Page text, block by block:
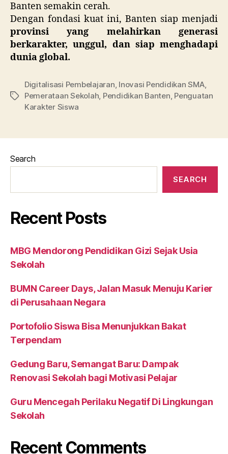
Banten semakin cerah.
Dengan fondasi kuat ini, Banten siap menjadi
provinsi yang melahirkan generasi
berkarakter, unggul, dan siap menghadapi
dunia global.
Tags
Digitalisasi Pembelajaran, Inovasi Pendidikan SMA,
Pemerataan Sekolah, Pendidikan Banten, Penguatan
Karakter Siswa
Search
SEARCH
Recent Posts
MBG Mendorong Pendidikan Gizi Sejak Usia
Sekolah
BUMN Career Days, Jalan Masuk Menuju Karier
di Perusahaan Negara
Portofolio Siswa Bisa Menunjukkan Bakat
Terpendam
Gedung Baru, Semangat Baru: Dampak
Renovasi Sekolah bagi Motivasi Pelajar
Guru Mencegah Perilaku Negatif Di Lingkungan
Sekolah
Recent Comments